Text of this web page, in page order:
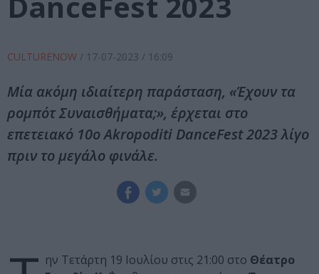
CULTURENOW / 17-07-2023 / 16:09
Μία ακόμη ιδιαίτερη παράσταση, «Έχουν τα
ρομπότ Συναισθήματα;», έρχεται στο
επετειακό 10o Akropoditi DanceFest 2023 λίγο
πριν το μεγάλο φινάλε.
ην Τετάρτη 19 Ιουλίου στις 21:00 στο Θέατρο